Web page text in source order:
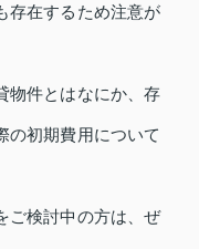
存在するため注意が
物件とはなにか、存
の初期費用について
ご検討中の方は、ぜ